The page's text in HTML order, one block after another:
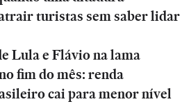
turistas sem saber lidar
Lula e Flávio na lama
fim do mês: renda
cai para menor nível